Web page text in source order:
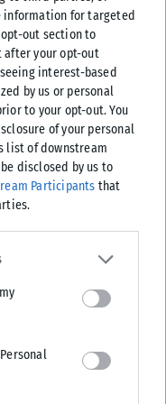
information for targeted
out section to
after your opt-out
interest-based
by us or personal
to your opt-out. You
of your personal
list of downstream
disclosed by us to
Participants that
or more Google
including but not
tags to use your data
consent section.
δυνάμεις
νεκρός και πέντε